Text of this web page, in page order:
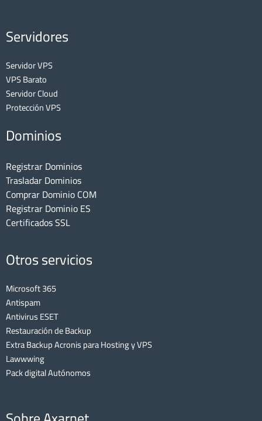
Servidores
Servidor VPS
VPS Barato
Servidor Cloud
Protección VPS
Dominios
Registrar Dominios
Trasladar Dominios
Comprar Dominio COM
Registrar Dominio ES
Certificados SSL
Otros servicios
Microsoft 365
Antispam
Antivirus ESET
Restauración de Backup
Extra Backup Acronis para Hosting y VPS
Lawwwing
Pack digital Autónomos